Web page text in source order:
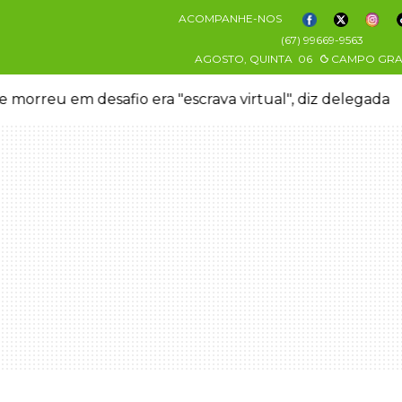
ACOMPANHE-NOS
(67) 99669-9563
AGOSTO, QUINTA 06 CAMPO
morreu em desafio era "escrava virtual", diz delegada